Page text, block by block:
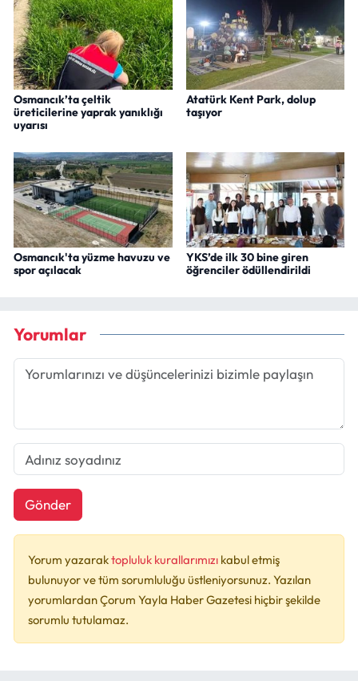
Osmancık’ta çeltik
üreticilerine yaprak yanıklığı
uyarısı
Atatürk Kent Park, dolup
taşıyor
Osmancık'ta yüzme havuzu ve
spor açılacak
YKS’de ilk 30 bine giren
öğrenciler ödüllendirildi
Yorumlar
Gönder
Yorum yazaraktopluluk kurallarımızı kabul etmiş
bulunuyor ve tüm sorumluluğu üstleniyorsunuz. Yazılan
yorumlardan Çorum Yayla Haber Gazetesi hiçbir şekilde
sorumlu tutulamaz.